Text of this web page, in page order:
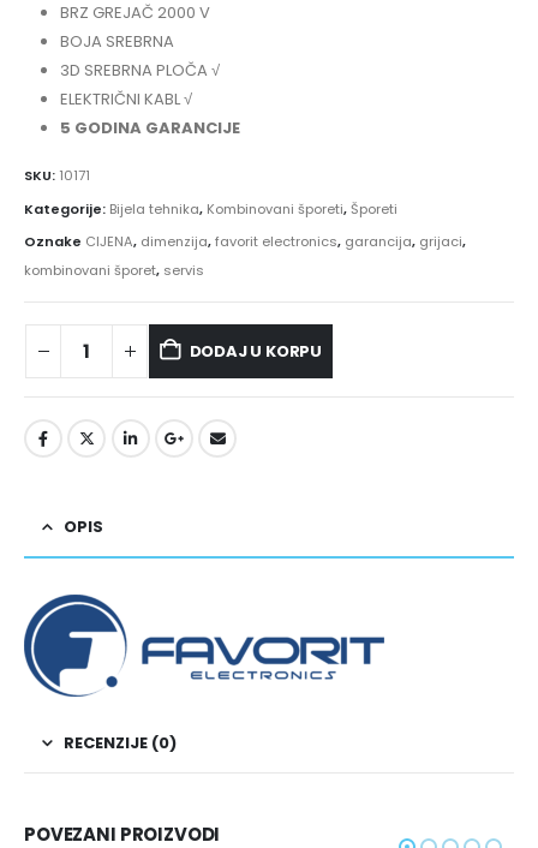
BRZ GREJAČ 2000 V
BOJA SREBRNA
3D SREBRNA PLOČA √
ELEKTRIČNI KABL √
5 GODINA GARANCIJE
SKU: 10171
Kategorije: Bijela tehnika, Kombinovani šporeti,Šporeti
Oznake CIJENA, dimenzija,favorit electronics, garancija, grijaci,
kombinovani šporet, servis
DODAJ U KORPU
OPIS
RECENZIJE (0)
POVEZANI PROIZVODI